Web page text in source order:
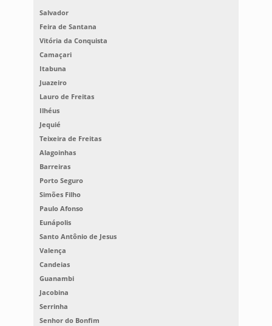
Salvador
Feira de Santana
Vitória da Conquista
Camaçari
Itabuna
Juazeiro
Lauro de Freitas
Ilhéus
Jequié
Teixeira de Freitas
Alagoinhas
Barreiras
Porto Seguro
Simões Filho
Paulo Afonso
Eunápolis
Santo Antônio de Jesus
Valença
Candeias
Guanambi
Jacobina
Serrinha
Senhor do Bonfim